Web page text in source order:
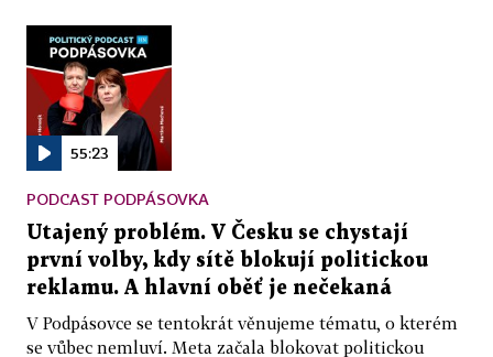
55:23
PODCAST PODPÁSOVKA
Utajený problém. V Česku se chystají
první volby, kdy sítě blokují politickou
reklamu. A hlavní oběť je nečekaná
V Podpásovce se tentokrát věnujeme tématu, o kterém
se vůbec nemluví. Meta začala blokovat politickou